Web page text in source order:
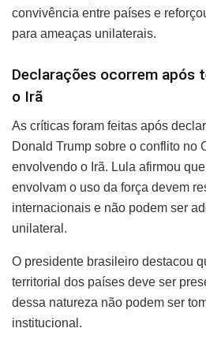
convivência entre países e
para ameaças unilaterais.
Declarações ocorrem após
o Irã
As críticas foram feitas após
Donald Trump sobre o conflito no
envolvendo o Irã. Lula afirmou
envolvam o uso da força devem
internacionais e não podem ser
unilateral.
O presidente brasileiro destacou
territorial dos países deve ser
dessa natureza não podem ser
institucional.